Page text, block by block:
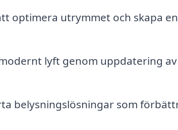
optimera utrymmet och skapa
lyft genom uppdatering
belysningslösningar som